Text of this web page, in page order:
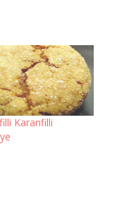
Karanfilli